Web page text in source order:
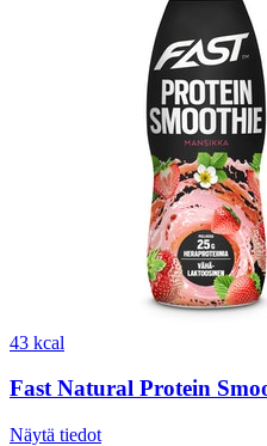
43 kcal
Fast Natural Protein
Näytä tiedot